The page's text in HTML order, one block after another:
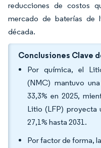
reducciones de costos
mercado de baterías
década.
Conclusiones Clave
Por química, el
(NMC) mantuvo
33,3% en 2025,
Litio (LFP) proyecta
27,1% hasta 2031.
Por factor de forma,